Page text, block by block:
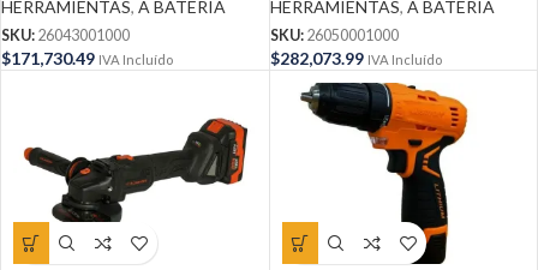
HERRAMIENTAS, A BATERIA
SKU: 26043001000
$171,730.49 IVA Incluído
HERRAMIENTAS, A BATERIA
SKU: 26050001000
$282,073.99 IVA Incluído